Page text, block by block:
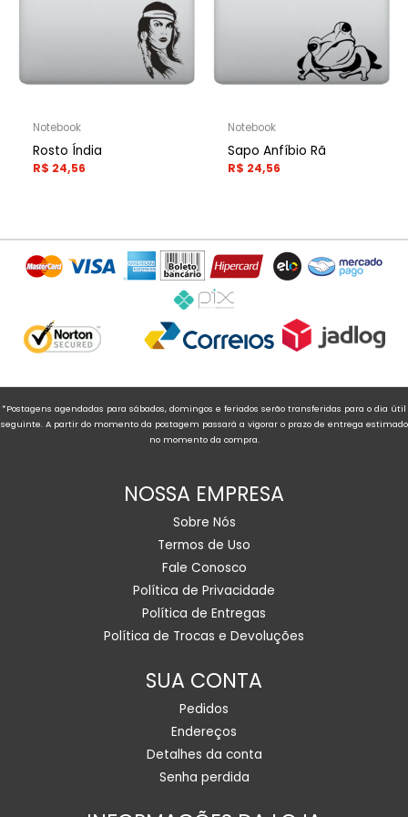
Notebook
Rosto Índia
R$ 24,56
Notebook
Sapo Anfíbio Rã
R$ 24,56
*Postagens agendadas para sábados, domingos e feriados serão transferidas para o dia útil
seguinte. A partir do momento da postagem passará a vigorar o prazo de entrega estimado
no momento da compra.
NOSSA EMPRESA
Sobre Nós
Termos de Uso
Fale Conosco
Política de Privacidade
Política de Entregas
Política de Trocas e Devoluções
SUA CONTA
Pedidos
Endereços
Detalhes da conta
Senha perdida